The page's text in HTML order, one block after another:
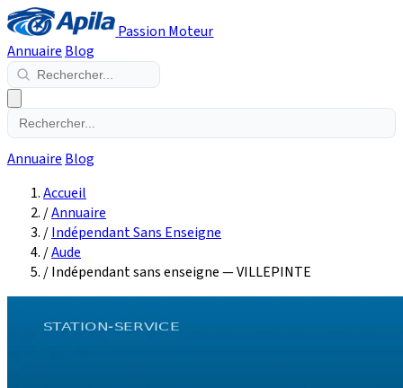
Passion Moteur
Annuaire Blog
Annuaire Blog
Accueil
/Annuaire
/Indépendant Sans Enseigne
/Aude
/Indépendant sans enseigne — VILLEPINTE